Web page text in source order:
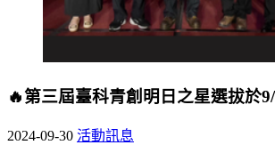
🔥第三屆臺科青創明日之星選拔於
2024-09-30 活動訊息